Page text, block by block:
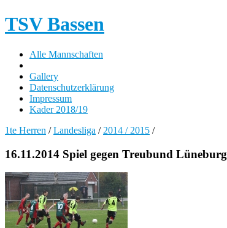
TSV Bassen
Alle Mannschaften
Gallery
Datenschutzerklärung
Impressum
Kader 2018/19
1te Herren /Landesliga / 2014 / 2015 /
16.11.2014 Spiel gegen Treubund Lüneburg